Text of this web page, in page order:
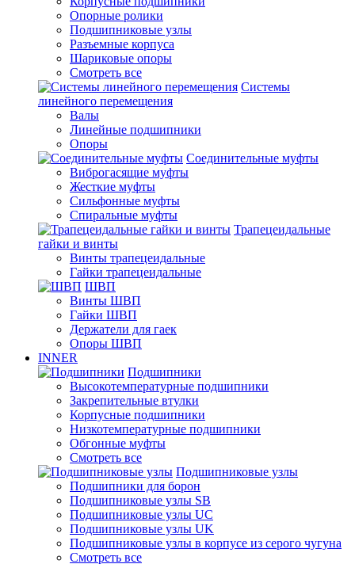
Опорные ролики
Подшипниковые узлы
Разъемные корпуса
Шариковые опоры
Смотреть все
Системы
линейного перемещения
Валы
Линейные подшипники
Опоры
Соединительные муфты
Виброгасящие муфты
Жесткие муфты
Сильфонные муфты
Спиральные муфты
Трапецеидальные
гайки и винты
Винты трапецеидальные
Гайки трапецеидальные
ШВП
Винты ШВП
Гайки ШВП
Держатели для гаек
Опоры ШВП
INNER
Подшипники
Высокотемпературные подшипники
Закрепительные втулки
Корпусные подшипники
Низкотемпературные подшипники
Обгонные муфты
Смотреть все
Подшипниковые узлы
Подшипники для борон
Подшипниковые узлы SB
Подшипниковые узлы UC
Подшипниковые узлы UK
Подшипниковые узлы в корпусе из серого чугуна
Смотреть все